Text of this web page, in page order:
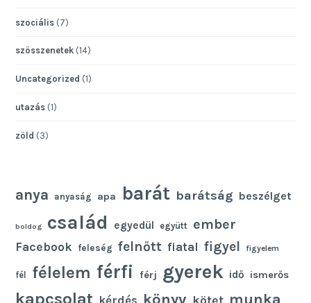
szociális (7)
szösszenetek (14)
Uncategorized (1)
utazás (1)
zöld (3)
anya anyaság apa barát barátság beszélget
boldog család egyedül együtt ember
Facebook feleség felnőtt fiatal figyel figyelem
fél félelem férfi férj gyerek idő ismerős
kapcsolat munka